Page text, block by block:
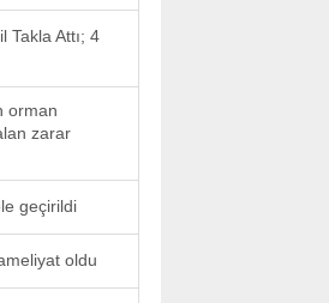
Takla Attı; 4
orman
zarar
geçirildi
oldu